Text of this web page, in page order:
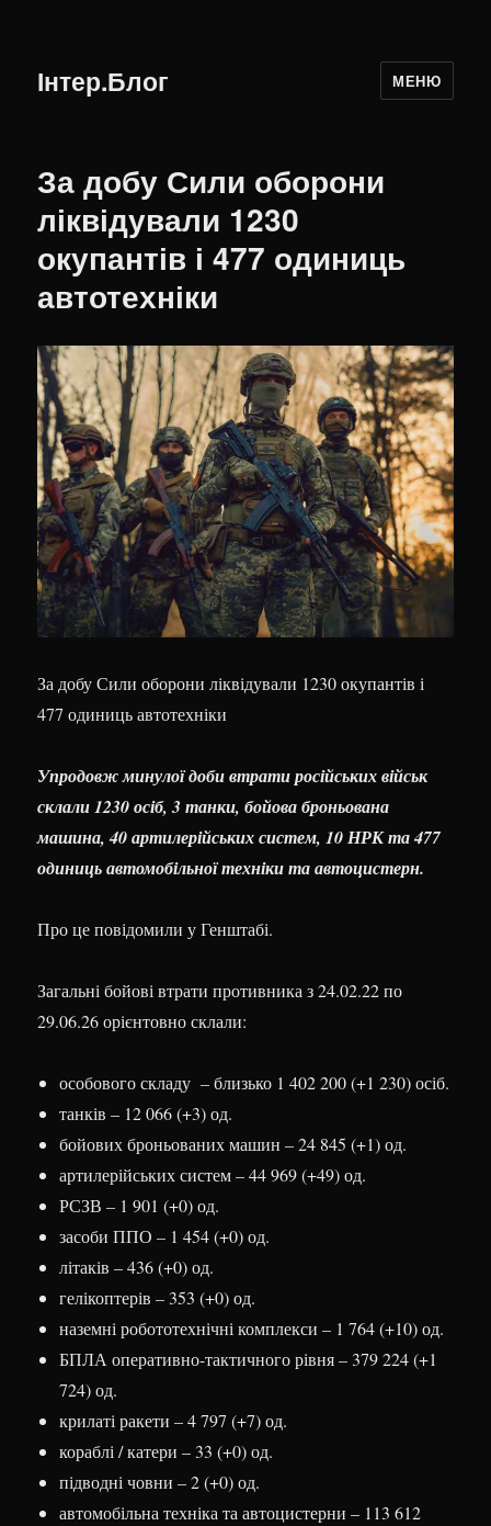
Інтер.Блог МЕНЮ
За добу Сили оборони
ліквідували 1230
окупантів і 477 одиниць
автотехніки
За добу Сили оборони ліквідували 1230 окупантів і
477 одиниць автотехніки
Упродовж минулої доби втрати російських військ
склали 1230 осіб, 3 танки, бойова броньована
машина, 40 артилерійських систем, 10 НРК та 477
одиниць автомобільної техніки та автоцистерн.
Про це повідомили у Генштабі.
Загальні бойові втрати противника з 24.02.22 по
29.06.26 орієнтовно склали:
особового складу – близько 1 402 200 (+1 230) осіб.
танків – 12 066 (+3) од.
бойових броньованих машин – 24 845 (+1) од.
артилерійських систем – 44 969 (+49) од.
РСЗВ – 1 901 (+0) од.
засоби ППО – 1 454 (+0) од.
літаків – 436 (+0) од.
гелікоптерів – 353 (+0) од.
наземні робототехнічні комплекси – 1 764 (+10) од.
БПЛА оперативно-тактичного рівня – 379 224 (+1
724) од.
крилаті ракети – 4 797 (+7) од.
кораблі / катери – 33 (+0) од.
підводні човни – 2 (+0) од.
автомобільна техніка та автоцистерни – 113 612